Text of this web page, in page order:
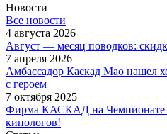
Новости
Все новости
4 августа 2026
Август — месяц поводков:
7 апреля 2026
Амбассадор Каскад Мао нашел
с героем
7 октября 2025
Фирма КАСКАД на Чемпионате
кинологов!